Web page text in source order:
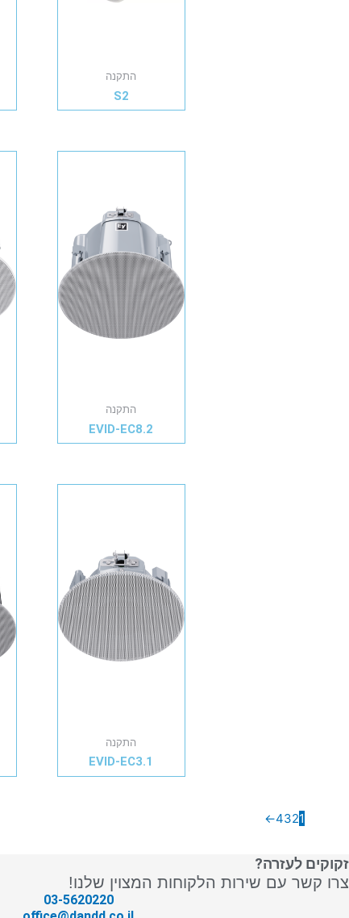
התקנה
S2
התקנה
EVID-EC8.2
התקנה
EVID-EC3.1
1
2
3
4
←
זקוקים לעזרה?
צרו קשר עם שירות הלקוחות המצוין שלנו!
03-5620220